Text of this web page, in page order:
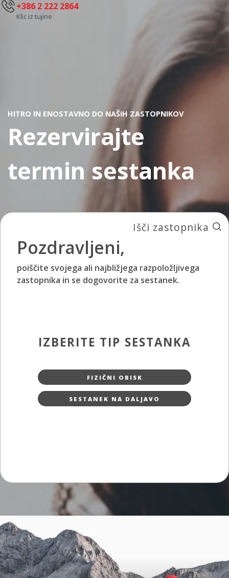
+386 2 222 2864
Klic iz tujine
HITRO IN ENOSTAVNO DO NAŠIH ZASTOPNIKOV
Rezervirajte
termin sestanka
Išči zastopnika
Pozdravljeni,
poiščite svojega ali najbližjega razpoložljivega
zastopnika in se dogovorite za sestanek.
IZBERITE TIP SESTANKA
FIZIČNI OBISK
SESTANEK NA DALJAVO